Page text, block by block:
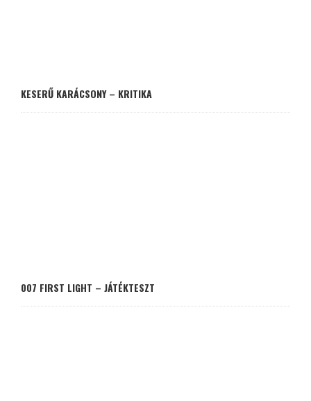
KESERŰ KARÁCSONY – KRITIKA
007 FIRST LIGHT – JÁTÉKTESZT